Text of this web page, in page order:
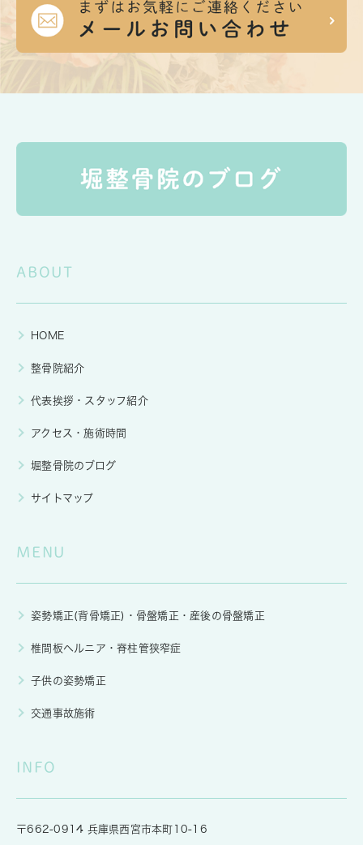
ABOUT
HOME
整骨院紹介
代表挨拶・スタッフ紹介
アクセス・施術時間
堀整骨院のブログ
サイトマップ
MENU
姿勢矯正(背骨矯正)・骨盤矯正・産後の骨盤矯正
椎間板ヘルニア・脊柱管狭窄症
子供の姿勢矯正
交通事故施術
INFO
〒662-0914 兵庫県西宮市本町10-16